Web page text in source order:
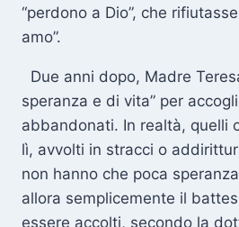
“perdono a Dio”, che
amo”.
Due anni dopo, Madre
speranza e di vita” per
abbandonati. In realtà, quelli
lì, avvolti in stracci o
non hanno che poca
allora semplicemente il
essere accolti, secondo la